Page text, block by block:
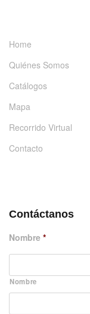
Home
Quiénes Somos
Catálogos
Mapa
Recorrido Virtual
Contacto
Contáctanos
Nombre *
Nombre